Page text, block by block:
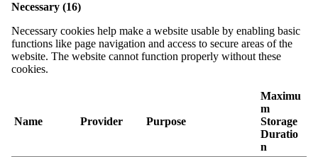
Necessary (16)
Necessary cookies help make a website usable by enabling basic
functions like page navigation and access to secure areas of the
website. The website cannot function properly without these
cookies.
Name Provider Purpose
Maximu
m
Storage
Duratio
n